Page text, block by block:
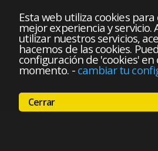
Esta web utiliza cookies
mejor experiencia y servicio.
utilizar nuestros servicios,
hacemos de las cookies.
configuración de 'cookies' en
momento. - cambiar tu
Cerrar